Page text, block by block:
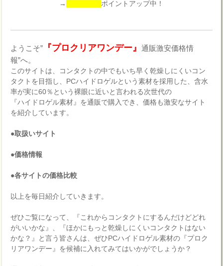
→
ポイントアップ中！
ようこそ” 『プロクリアワンデー』通販激安価格情
報”へ。
このサイトは、コンタクトの中でもいち早く乾燥しにくいコン
タクトを目指し、PCハイドロゲルという素材を採用した、含水
率が実に60％という裸眼に近いと言われる次世代の
『ハイドロゲル素材』を通販で購入でき、価格も激安なサイト
を紹介しています。
●取扱いサイト
●価格情報
●各サイトの価格比較
以上を毎日紹介していきます。
ぜひご覧になって、『これからコンタクトにするんだけどどれ
がいいかな』、『ほかにもっと乾燥しにくいコンタクトはない
かな？』と言う皆さんは、ぜひPCハイドロゲル素材の『プロク
リアワンデー』を候補に入れてみてはいかがでしょうか？